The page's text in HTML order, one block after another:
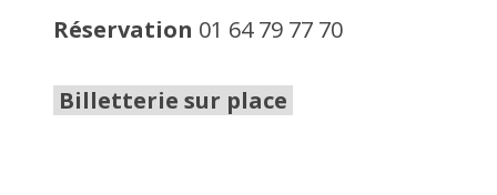
Réservation 01 64 79 77 70
Billetterie sur place